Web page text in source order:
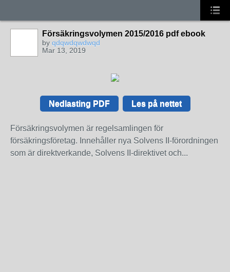
Försäkringsvolymen 2015/2016 pdf ebook
by qdqwdqwdwqd
Mar 13, 2019
Nedlasting PDF Les på nettet
Försäkringsvolymen är regelsamlingen för
försäkringsföretag. Innehåller nya Solvens II-förordningen
som är direktverkande, Solvens II-direktivet och...